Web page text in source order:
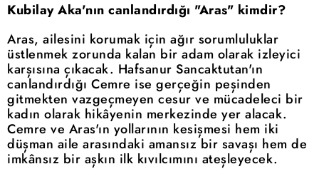
Kubilay Aka'nın canlandırdığı "Aras" kimdir?
Aras, ailesini korumak için ağır sorumluluklar
üstlenmek zorunda kalan bir adam olarak izleyici
karşısına çıkacak. Hafsanur Sancaktutan'ın
canlandırdığı Cemre ise gerçeğin peşinden
gitmekten vazgeçmeyen cesur ve mücadeleci bir
kadın olarak hikâyenin merkezinde yer alacak.
Cemre ve Aras'ın yollarının kesişmesi hem iki
düşman aile arasındaki amansız bir savaşı hem de
imkânsız bir aşkın ilk kıvılcımını ateşleyecek.